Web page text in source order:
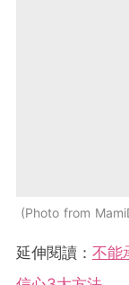
Photo from
延伸閱讀： 不能